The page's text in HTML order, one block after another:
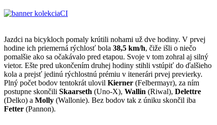
Jazdci na bicykloch pomaly krútili nohami už dve hodiny. V prvej
hodine ich priemerná rýchlosť bola 38,5 km/h, čiže išli o niečo
pomalšie ako sa očakávalo pred etapou. Svoje v tom zohral aj silný
vietor. Ešte pred ukončením druhej hodiny stihli vstúpiť do ďalšieho
kola a prejsť jedinú rýchlostnú prémiu v itenerári prvej previerky.
Plný počet bodov tentokrát ulovil Kierner (Felbermayr), za ním
postupne skončili Skaarseth (Uno-X), Wallin (Riwal), Delettre
(Delko) a Molly (Wallonie). Bez bodov tak z úniku skončil iba
Fetter (Pannon).